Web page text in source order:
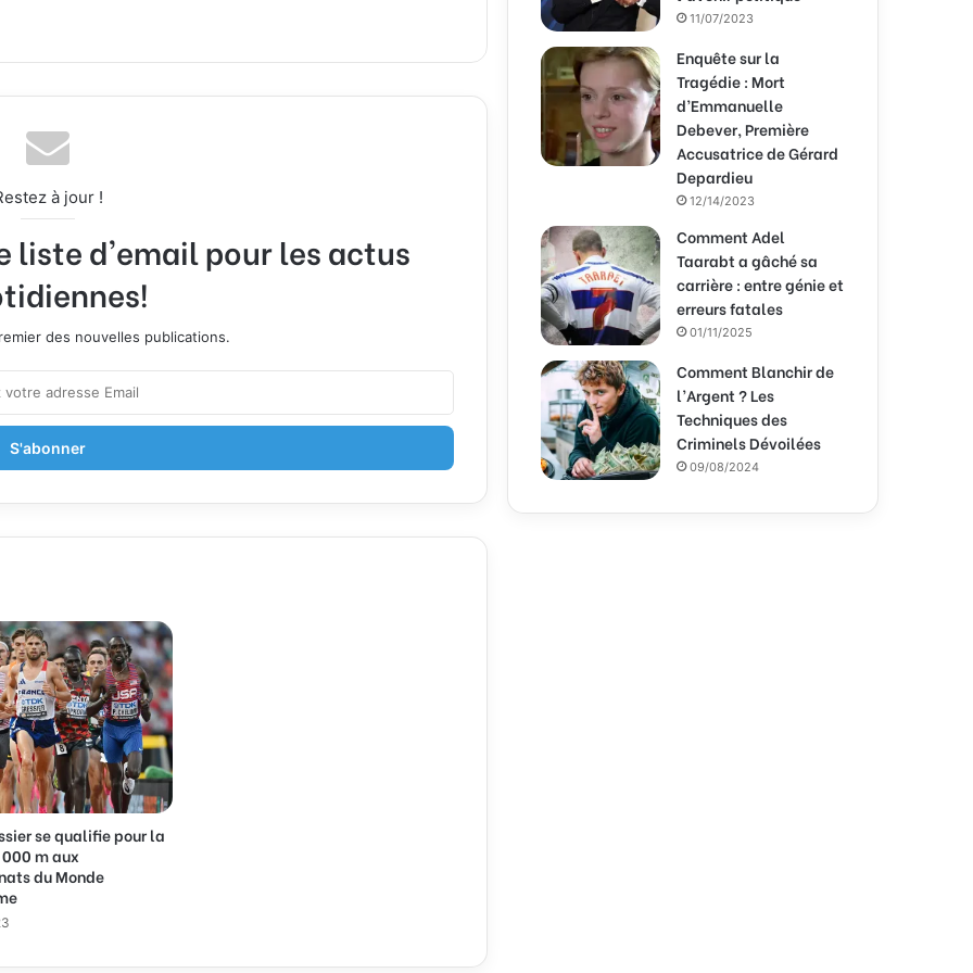
à jour !
liste d'email pour les actus
des nouvelles publications.
se qualifie pour la
m aux
du Monde
11/07/2023
Enquête sur la
Tragédie : Mort
d’Emmanuelle
Debever, Première
Accusatrice de Gérard
Depardieu
12/14/2023
Comment Adel
Taarabt a gâché sa
carrière : entre génie et
erreurs fatales
01/11/2025
Comment Blanchir de
l’Argent ? Les
Techniques des
Criminels Dévoilées
09/08/2024